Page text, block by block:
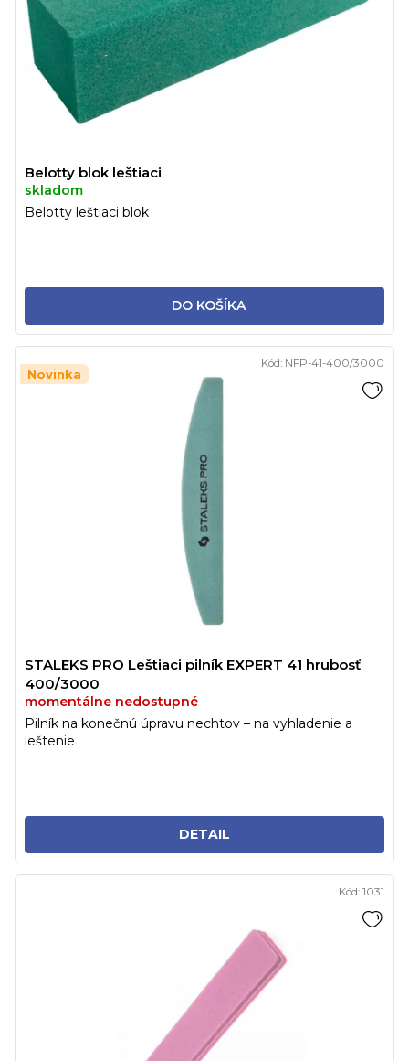
Belotty blok leštiaci
skladom
DO KOŠÍKA
Belotty leštiaci blok
Novinka
STALEKS PRO Leštiaci pilník EXPERT 41 hrubosť
400/3000
momentálne nedostupné
DETAIL
Pilník na konečnú úpravu nechtov – na vyhladenie a
leštenie
Kód: NFP-41-400/3000
Kód: 1031